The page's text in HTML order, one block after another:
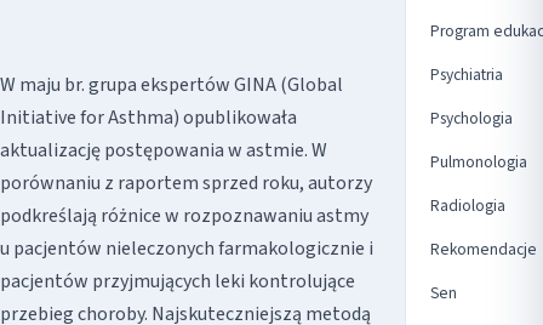
W maju br. grupa ekspertów GINA (Global
Initiative for Asthma) opublikowała
aktualizację postępowania w astmie. W
porównaniu z raportem sprzed roku, autorzy
podkreślają różnice w rozpoznawaniu astmy
u pacjentów nieleczonych farmakologicznie i
pacjentów przyjmujących leki kontrolujące
przebieg choroby. Najskuteczniejszą metodą
Program
Psychiatria
Psychologia
Pulmonologia
Radiologia
Rekomendacje
Sen